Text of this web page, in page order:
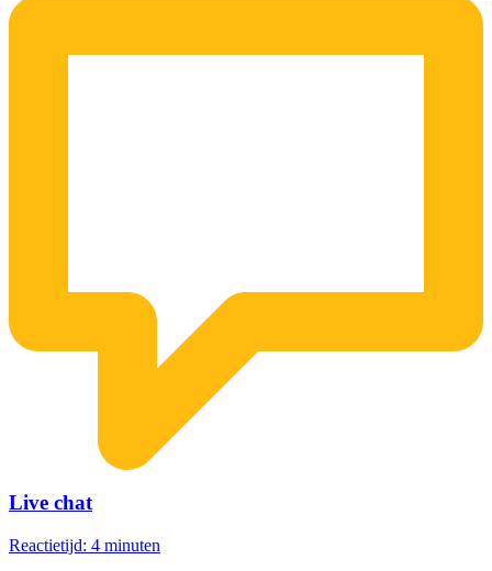
Live chat
Reactietijd: 4 minuten